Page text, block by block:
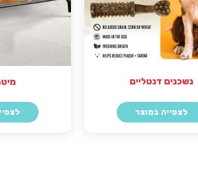
נשכנים דנטליים
לצפייה במוצר